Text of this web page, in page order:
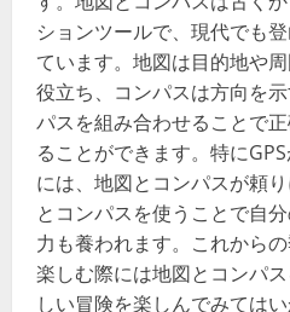
ションツールで、現代でも
ています。地図は目的地や
役立ち、コンパスは方向を
パスを組み合わせることで
ることができます。特に
には、地図とコンパスが頼
とコンパスを使うことで自
力も養われます。これから
楽しむ際には地図とコンパ
しい冒険を楽しんでみてはい